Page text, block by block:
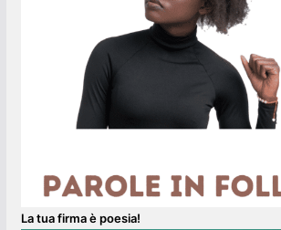
La tua firma è poesia!